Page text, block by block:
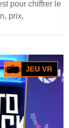
pour chiffrer le
prix,